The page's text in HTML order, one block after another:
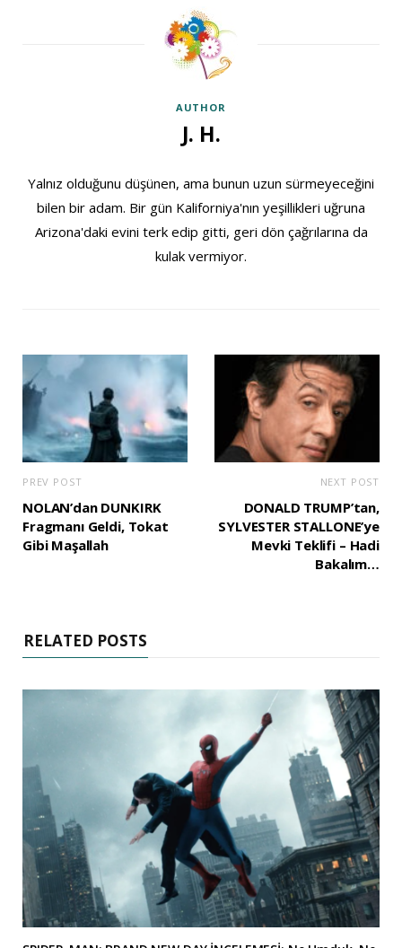
AUTHOR
J. H.
Yalnız olduğunu düşünen, ama bunun uzun sürmeyeceğini
bilen bir adam. Bir gün Kaliforniya'nın yeşillikleri uğruna
Arizona'daki evini terk edip gitti, geri dön çağrılarına da
kulak vermiyor.
PREV POST
NOLAN’dan DUNKIRK
Fragmanı Geldi, Tokat
Gibi Maşallah
NEXT POST
DONALD TRUMP’tan,
SYLVESTER STALLONE’ye
Mevki Teklifi – Hadi
Bakalım…
RELATED POSTS